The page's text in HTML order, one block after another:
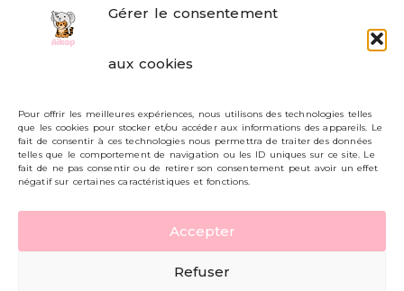
Gérer le consentement
aux cookies
Pour offrir les meilleures expériences, nous utilisons des technologies telles
que les cookies pour stocker et/ou accéder aux informations des appareils. Le
fait de consentir à ces technologies nous permettra de traiter des données
telles que le comportement de navigation ou les ID uniques sur ce site. Le
fait de ne pas consentir ou de retirer son consentement peut avoir un effet
négatif sur certaines caractéristiques et fonctions.
Accepter
Refuser
Livraisons et retours
Mon compte
Carte cadeau
Politique de confidentialité
Mentions légales - CGV